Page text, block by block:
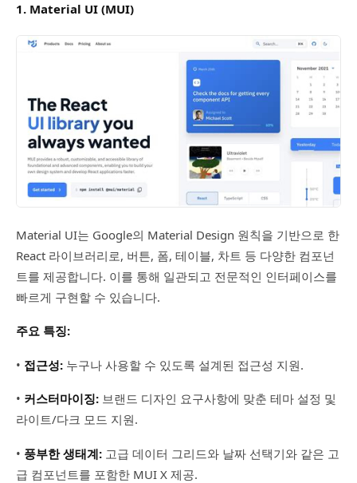
1. Material UI (MUI)
Material UI는 Google의 Material Design 원칙을 기반으로 한
React 라이브러리로, 버튼, 폼, 테이블, 차트 등 다양한 컴포넌
트를 제공합니다. 이를 통해 일관되고 전문적인 인터페이스를
빠르게 구현할 수 있습니다.
주요 특징:
• 접근성: 누구나 사용할 수 있도록 설계된 접근성 지원.
• 커스터마이징: 브랜드 디자인 요구사항에 맞춘 테마 설정 및
라이트/다크 모드 지원.
• 풍부한 생태계: 고급 데이터 그리드와 날짜 선택기와 같은 고
급 컴포넌트를 포함한 MUI X 제공.